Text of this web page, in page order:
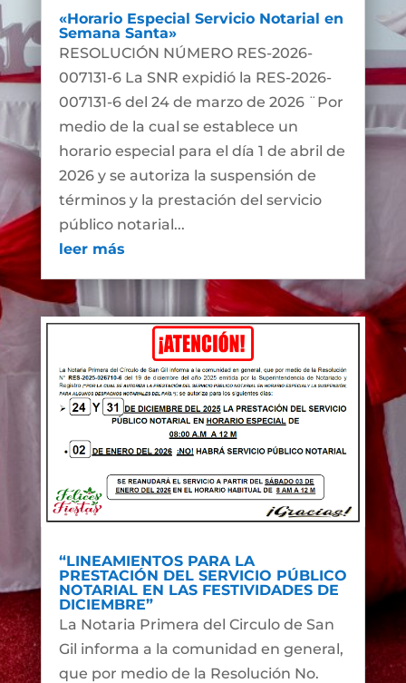
«Horario Especial Servicio Notarial en
Semana Santa»
RESOLUCIÓN NÚMERO RES-2026-
007131-6 La SNR expidió la RES-2026-
007131-6 del 24 de marzo de 2026 ¨Por
medio de la cual se establece un
horario especial para el día 1 de abril de
2026 y se autoriza la suspensión de
términos y la prestación del servicio
público notarial...
leer más
“LINEAMIENTOS PARA LA
PRESTACIÓN DEL SERVICIO PÚBLICO
NOTARIAL EN LAS FESTIVIDADES DE
DICIEMBRE”
La Notaria Primera del Circulo de San
Gil informa a la comunidad en general,
que por medio de la Resolución No.